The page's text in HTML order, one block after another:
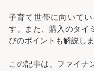
子育て世帯に向いて
す。また、購入のタイ
びのポイントも解説しま
この記事は、ファイナ